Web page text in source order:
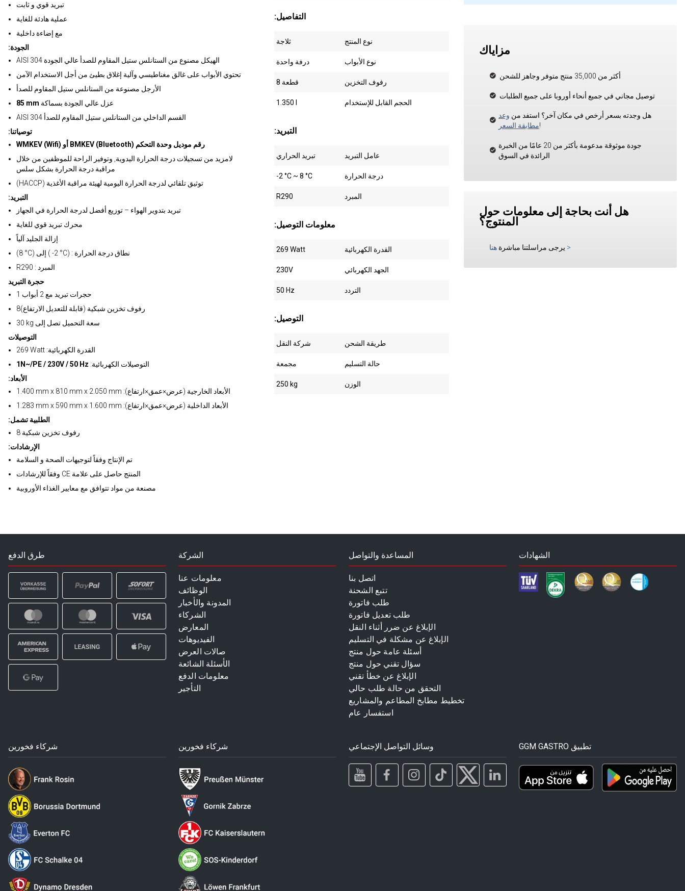
تبريد قوي و ثابت
عملية هادئة للغاية
مع إضاءة داخلية
:الجودة
AISI 304 الهيكل مصنوع من الستانلس ستيل المقاوم للصدأ عالي الجودة
تحتوي الأبواب على غالق مغناطيسي وآلية إغلاق بطيئ من أجل الاستخدام الآمن
الأرجل مصنوعة من الستانلس ستيل المقاوم للصدأ
85 mm عزل عالي الجودة بسماكة
AISI 304 القسم الداخلي من الستانلس ستيل المقاوم للصدأ
:توصياتنا
WMKEV (Wifi) أو BMKEV (Bluetooth) رقم موديل وحدة التحكم
لامزيد من تسجيلات درجة الحرارة اليدوية, وتوفير الراحة للموظفين من خلال
مراقبة درجة الحرارة بشكل سلس
(HACCP) توثيق تلقائي لدرجة الحرارة اليومية لهيئة مراقبة الأغذية
:التبريد
تبريد بتدوير الهواء – توزيع أفضل لدرجة الحرارة في الجهاز
محرك تبريد قوي للغاية
إزالة الجليد آلياً
(8 °C) إلى ( -2 °C) : نطاق درجة الحرارة
R290 : المبرد
حجرة التبريد
1 حجرات تبريد مع 2 أبواب
رفوف تخزين شبكية (قابلة للتعديل الارتفاع)8
30 kg سعة التحميل تصل إلى
التوصيلات
269 Watt :القدرة الكهربائية
1N~/PE / 230V / 50 Hz :التوصيلات الكهربائية
:الأبعاد
1.400 mm x 810 mm x 2.050 mm :الأبعاد الخارجية (عرض×عمق×ارتفاع)
1.283 mm x 590 mm x 1.600 mm :الأبعاد الداخلية (عرض×عمق×ارتفاع)
:الطلبية تشمل
8 رفوف تخزين شبكية
:الإرشادات
تم الإنتاج وفقاً لتوجيهات الصحة و السلامة
وفقاً للإرشادات CE المنتج حاصل على علامة
مصنعة من مواد تتوافق مع معايير الغذاء الأوروبية
:التفاصيل
ثلاجة نوع المنتج
درفة واحدة نوع الأبواب
قطعة 8 رفوف التخزين
1.350 l الحجم القابل للإستخدام
:التبريد
تبريد الحراري عامل التبريد
-2 °C ~ 8 °C درجة الحرارة
R290 المبرد
:معلومات التوصيل
269 Watt القدرة الكهربائية
230V الجهد الكهربائي
50 Hz التردد
:التوصيل
شركة النقل طريقة الشحن
مجمعة حالة التسليم
250 kg الوزن
مزاياك
أكثر من 35,000 منتج متوفر وجاهز للشحن
توصيل مجاني في جميع أنحاء أوروبا على جميع الطلبات
هل وجدته بسعر أرخص في مكان آخر؟ استفد من وعد
مطابقة السعر!
جودة موثوقة مدعومة بأكثر من 20 عامًا من الخبرة
الرائدة في السوق
هل أنت بحاجة إلى معلومات حول
المنتوج؟
يرجى مراسلتنا مباشرة هنا >
طرق الدفع الشركة
معلومات عنا
الوظائف
المدونة والأخبار
الشركاء
المعارض
الفيديوهات
صالات العرض
الأسئلة الشائعة
معلومات الدفع
التأجير
المساعدة والتواصل
اتصل بنا
تتبع الشحنة
طلب فاتورة
طلب تعديل فاتورة
الإبلاغ عن ضرر أثناء النقل
الإبلاغ عن مشكلة في التسليم
أسئلة عامة حول منتج
سؤال تقني حول منتج
الإبلاغ عن خطأ تقني
التحقق من حالة طلب حالي
تخطيط مطابخ المطاعم والمشاريع
استفسار عام
الشهادات
شركاء فخورين شركاء فخورين وسائل التواصل الإجتماعي GGM GASTRO تطبيق